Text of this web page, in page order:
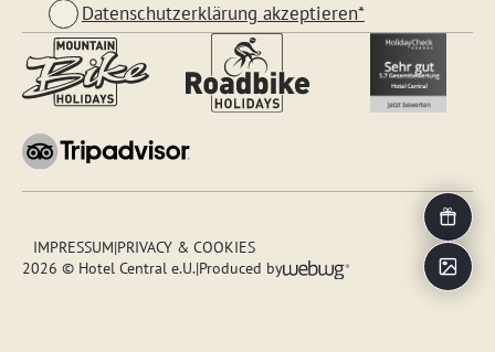
IMPRESSUM PRIVACY & COOKIES
2026 © Hotel Central e.U.|Produced by
Datenschutzerklärung akzeptieren*